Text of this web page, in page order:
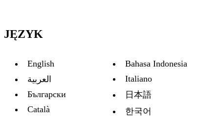
JĘZYK
English
العربية
Български
Català
Bahasa Indonesia
Italiano
日本語
한국어